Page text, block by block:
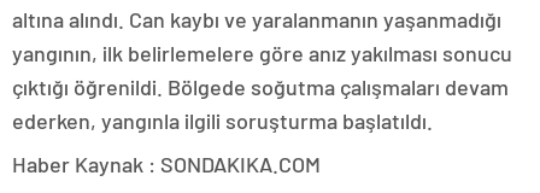
altına alındı. Can kaybı ve yaralanmanın yaşanmadığı
yangının, ilk belirlemelere göre anız yakılması sonucu
çıktığı öğrenildi. Bölgede soğutma çalışmaları devam
ederken, yangınla ilgili soruşturma başlatıldı.
Haber Kaynak : SONDAKIKA.COM